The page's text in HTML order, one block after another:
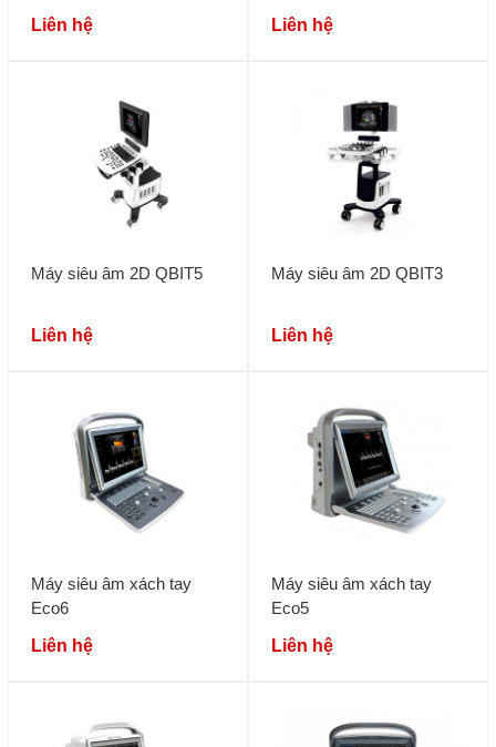
Liên hệ Liên hệ
Máy siêu âm 2D QBIT5
Liên hệ
Máy siêu âm 2D QBIT3
Liên hệ
Máy siêu âm xách tay
Eco6
Liên hệ
Máy siêu âm xách tay
Eco5
Liên hệ